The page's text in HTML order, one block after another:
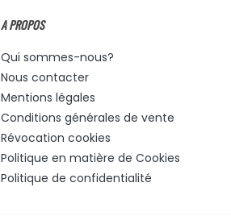
A PROPOS
Qui sommes-nous?
Nous contacter
Mentions légales
Conditions générales de vente
Révocation cookies
Politique en matière de Cookies
Politique de confidentialité